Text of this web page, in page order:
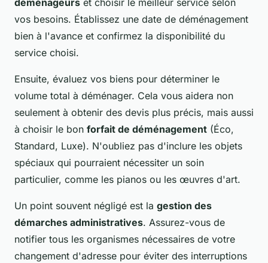
déménageurs et choisir le meilleur service selon
vos besoins. Établissez une date de déménagement
bien à l'avance et confirmez la disponibilité du
service choisi.
Ensuite, évaluez vos biens pour déterminer le
volume total à déménager. Cela vous aidera non
seulement à obtenir des devis plus précis, mais aussi
à choisir le bon forfait de déménagement (Éco,
Standard, Luxe). N'oubliez pas d'inclure les objets
spéciaux qui pourraient nécessiter un soin
particulier, comme les pianos ou les œuvres d'art.
Un point souvent négligé est la gestion des
démarches administratives. Assurez-vous de
notifier tous les organismes nécessaires de votre
changement d'adresse pour éviter des interruptions